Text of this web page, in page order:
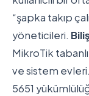
“şapka takıp
yöneticileri.
MikroTik
ve sistem evleri.
5651